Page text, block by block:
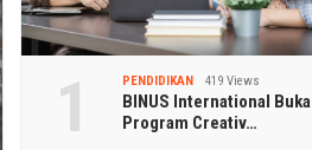
1 PENDIDIKAN 419 Views
BINUS International Buka
Program Creativ…